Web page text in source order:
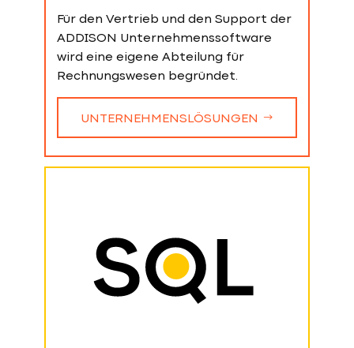
Buchhaltungsprogramme in
Deutschland und weiterhin fester Teil
des SRG-Portfolios.
Für den Vertrieb und den Support der
ADDISON Unternehmenssoftware
wird eine eigene Abteilung für
Rechnungswesen begründet.
UNTERNEHMENSLÖSUNGEN